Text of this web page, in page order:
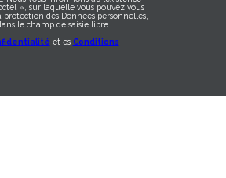
», sur laquelle vous pouvez vous
protection des Données personnelles,
le champ de saisie libre.
et es Conditions